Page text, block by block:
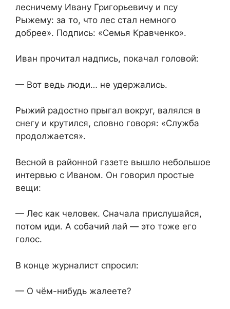
лесничему Ивану Григорьевичу и псу
Рыжему: за то, что лес стал немного
добрее». Подпись: «Семья Кравченко».
Иван прочитал надпись, покачал головой:
— Вот ведь люди… не удержались.
Рыжий радостно прыгал вокруг, валялся в
снегу и крутился, словно говоря: «Служба
продолжается».
Весной в районной газете вышло небольшое
интервью с Иваном. Он говорил простые
вещи:
— Лес как человек. Сначала прислушайся,
потом иди. А собачий лай — это тоже его
голос.
В конце журналист спросил:
— О чём-нибудь жалеете?